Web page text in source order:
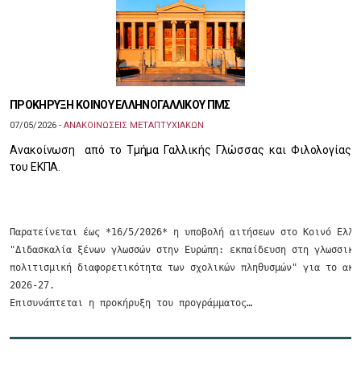
ΠΡΟΚΗΡΥΞΗ ΚΟΙΝΟΥ ΕΛΛΗΝΟΓΑΛΛΙΚΟΥ ΠΜΣ
07/05/2026 - ΑΝΑΚΟΙΝΩΣΕΙΣ ΜΕΤΑΠΤΥΧΙΑΚΩΝ
Ανακοίνωση από το Τμήμα Γαλλικής Γλώσσας και Φιλολογίας
του ΕΚΠΑ.
Παρατείνεται έως *16/5/2026* η υποβολή αιτήσεων στο Κοινό
"Διδασκαλία ξένων γλωσσών στην Ευρώπη: εκπαίδευση στη
πολιτισμική διαφορετικότητα των σχολικών πληθυσμών" για το
2026-27.
Επισυνάπτεται η προκήρυξη του προγράμματος…